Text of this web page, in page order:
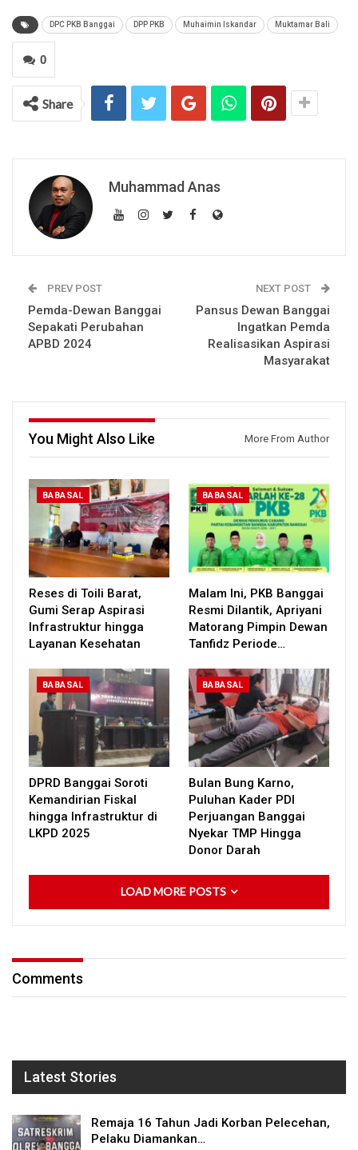
DPC PKB Banggai DPP PKB Muhaimin Iskandar Muktamar Bali
0
Share
Muhammad Anas
PREV POST
Pemda-Dewan Banggai
Sepakati Perubahan
APBD 2024
NEXT POST
Pansus Dewan Banggai
Ingatkan Pemda
Realisasikan Aspirasi
Masyarakat
You Might Also Like More From Author
BABASAL
Reses di Toili Barat,
Gumi Serap Aspirasi
Infrastruktur hingga
Layanan Kesehatan
BABASAL
Malam Ini, PKB Banggai
Resmi Dilantik, Apriyani
Matorang Pimpin Dewan
Tanfidz Periode…
BABASAL
DPRD Banggai Soroti
Kemandirian Fiskal
hingga Infrastruktur di
LKPD 2025
BABASAL
Bulan Bung Karno,
Puluhan Kader PDI
Perjuangan Banggai
Nyekar TMP Hingga
Donor Darah
LOAD MORE POSTS
Comments
Latest Stories
Remaja 16 Tahun Jadi Korban Pelecehan,
Pelaku Diamankan…